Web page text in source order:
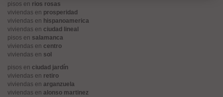
pisos en rios rosas
viviendas en prosperidad
viviendas en hispanoamerica
viviendas en ciudad lineal
pisos en salamanca
viviendas en centro
viviendas en sol
pisos en ciudad jardín
viviendas en retiro
viviendas en arganzuela
viviendas en alonso martinez